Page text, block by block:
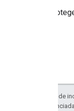
Para
Exceto em caso de
código são